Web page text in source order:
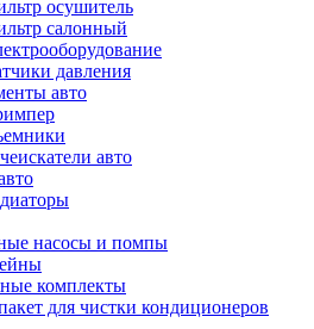
осушитель
салонный
давления
авто
авто
насосы и помпы
комплекты
для чистки кондиционеров